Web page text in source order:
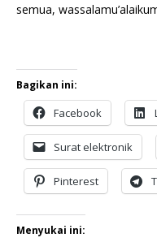
semua,
Bagikan ini:
Facebook
Surat elektronik
Pinterest
Menyukai ini: